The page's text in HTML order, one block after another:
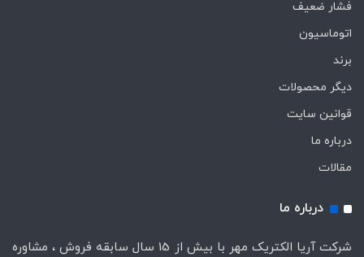
فشار ضعیف
اتوماسیون
برند
دیگر محصولات
قوانین سایت
درباره ما
مقالات
درباره ما
شرکت آریا الکتریک مهر با بیش از 15 سال سابقه فروش ، مشاوره